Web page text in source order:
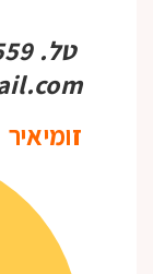
טל. 0524215559
זומיאיר